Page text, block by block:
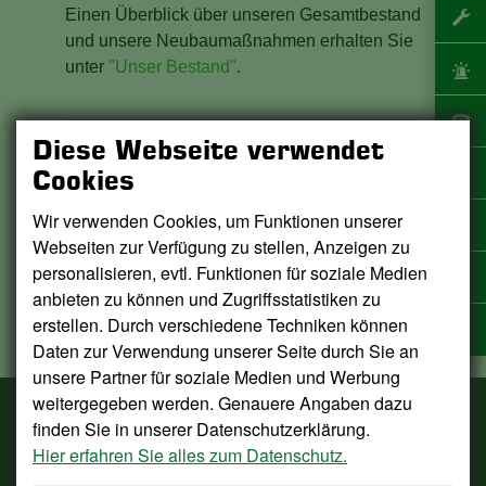
Einen Überblick über unseren Gesamtbestand
und unsere Neubaumaßnahmen erhalten Sie
unter "Unser Bestand".
Die Immobilienangebote von
ImmobilienScout24 werden als externer
angezeigt werden können, benötigen wir
Ihre Zustimmung.
Zustimmen
Wohnungsgenossenschaft Duisburg-Süd eG
Eichenhof 9
Diese Webseite verwendet
Cookies
Wir verwenden Cookies, um Funktionen unserer
Webseiten zur Verfügung zu stellen, Anzeigen zu
personalisieren, evtl. Funktionen für soziale Medien
anbieten zu können und Zugriffsstatistiken zu
erstellen. Durch verschiedene Techniken können
Daten zur Verwendung unserer Seite durch Sie an
unsere Partner für soziale Medien und Werbung
weitergegeben werden. Genauere Angaben dazu
finden Sie in unserer Datenschutzerklärung.
Hier erfahren Sie alles zum Datenschutz.